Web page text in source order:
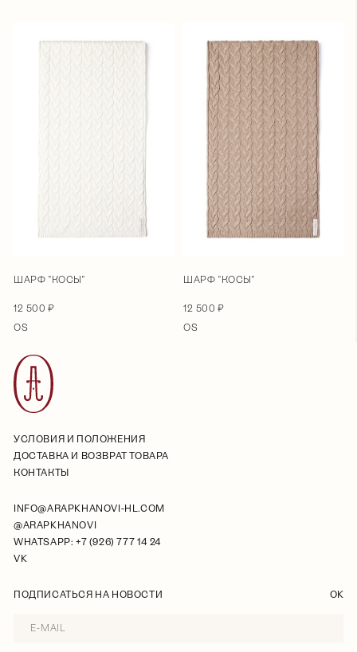
ШАРФ "КОСЫ"
12 500 ₽
OS
ШАРФ "КОСЫ"
12 500 ₽
OS
УСЛОВИЯ И ПОЛОЖЕНИЯ
ДОСТАВКА И ВОЗВРАТ ТОВАРА
КОНТАКТЫ
INFO@ARAPKHANOVI-HL.COM
@ARAPKHANOVI
WHATSAPP: +7 (926) 777 14 24
VK
ПОДПИСАТЬСЯ НА НОВОСТИ OK